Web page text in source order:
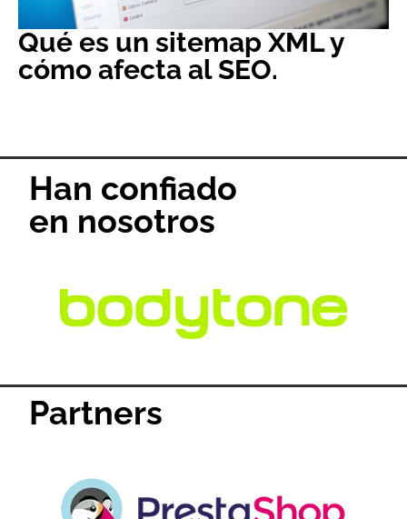
Qué es un sitemap XML y
cómo afecta al SEO.
Han confiado
en nosotros
Partners